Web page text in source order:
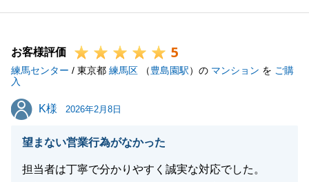
お客様評価 5
練馬センター / 東京都 練馬区 （豊島園駅）の マンション を ご購
入
K様
K様 2026年2月8日
望まない営業行為がなかった
担当者は丁寧で分かりやすく誠実な対応でした。